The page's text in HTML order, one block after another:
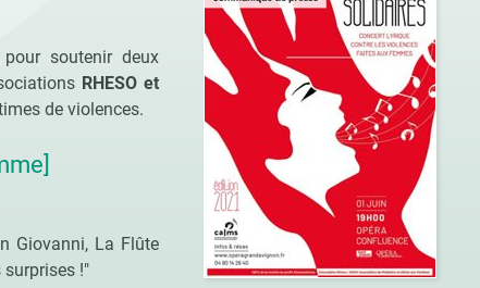
soutenir deux
RHESO et
de violences.
Giovanni, La Flûte
surprises !"